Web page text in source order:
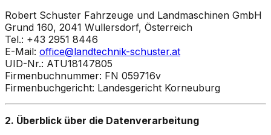
Robert Schuster Fahrzeuge und Landmaschinen GmbH
Grund 160, 2041 Wullersdorf, Österreich
Tel.: +43 2951 8446
E-Mail: office@landtechnik-schuster.at
UID-Nr.: ATU18147805
Firmenbuchnummer: FN 059716v
Firmenbuchgericht: Landesgericht Korneuburg
2. Überblick über die Datenverarbeitung